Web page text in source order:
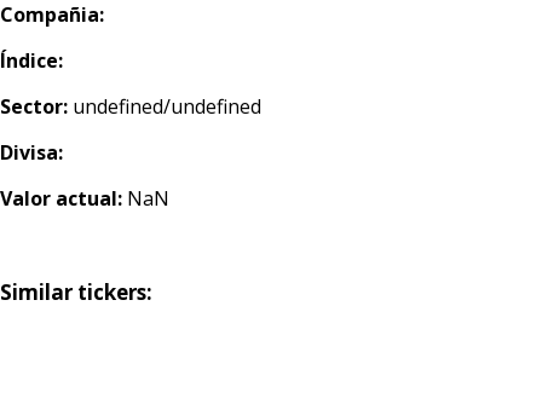
Compañia:
Índice:
Sector: undefined/undefined
Divisa:
Valor actual: NaN
Similar tickers: